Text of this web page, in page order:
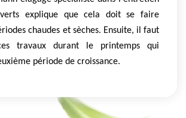
verts explique que cela doit se faire
chaudes et sèches. Ensuite, il faut
travaux durant le printemps qui
période de croissance.